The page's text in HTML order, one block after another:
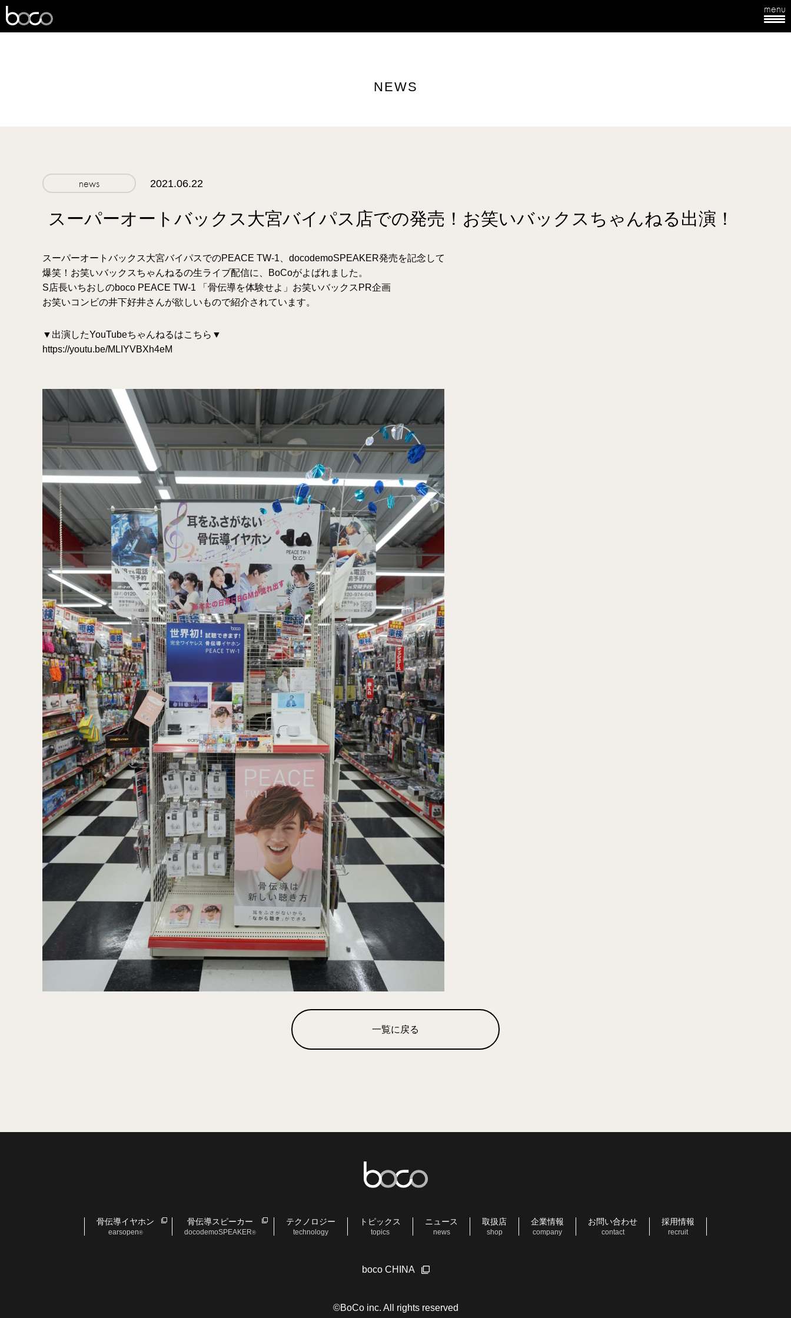
menu
NEWS
news 2021.06.22
スーパーオートバックス大宮バイパス店での発売！お笑いバックスちゃんねる出演！
スーパーオートバックス大宮バイパスでのPEACE TW-1、docodemoSPEAKER発売を記念して
爆笑！お笑いバックスちゃんねるの生ライブ配信に、BoCoがよばれました。
S店長いちおしのboco PEACE TW-1 「骨伝導を体験せよ」お笑いバックスPR企画
お笑いコンビの井下好井さんが欲しいもので紹介されています。
▼出演したYouTubeちゃんねるはこちら▼
https://youtu.be/MLIYVBXh4eM
一覧に戻る
骨伝導イヤホン
earsopen®
骨伝導スピーカー
docodemoSPEAKER®
テクノロジー
technology
トピックス
topics
ニュース
news
取扱店
shop
企業情報
company
お問い合わせ
contact
採用情報
recruit
boco CHINA
©BoCo inc. All rights reserved